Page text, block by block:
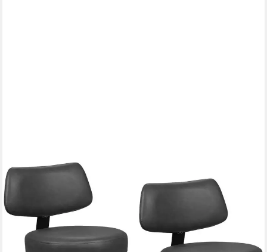
Barhocker, Höhenverstellbar 360° Drehbar, Kunstleder
lieferbar - in 3-4 Werktagen bei dir